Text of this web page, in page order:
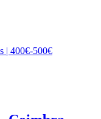
| 400€-500€